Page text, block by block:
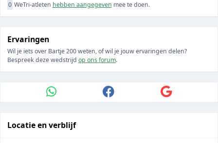
0 WeTri-atleten hebben aangegeven mee te doen.
Ervaringen
Wil je iets over Bartje 200 weten, of wil je jouw ervaringen delen?
Bespreek deze wedstrijd op ons forum.
Locatie en verblijf